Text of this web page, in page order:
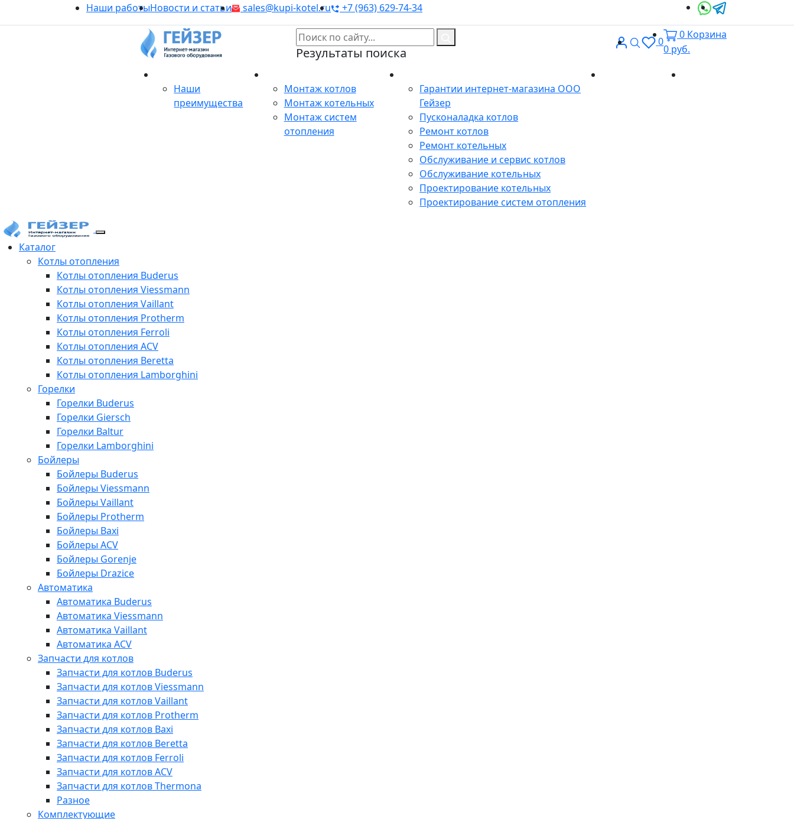
Наши работыНовости и статьи sales@kupi-kotel.ru +7 (963) 629-74-34
Результаты поиска
ВходПоиск
0
0 Корзина
0 руб.
Наши
преимущества
Монтаж котлов
Монтаж котельных
Монтаж систем
отопления
Гарантии интернет-магазина ООО
Гейзер
Пусконаладка котлов
Ремонт котлов
Ремонт котельных
Обслуживание и сервис котлов
Обслуживание котельных
Проектирование котельных
Проектирование систем отопления
Каталог
Котлы отопления
Котлы отопления Buderus
Котлы отопления Viessmann
Котлы отопления Vaillant
Котлы отопления Protherm
Котлы отопления Ferroli
Котлы отопления ACV
Котлы отопления Beretta
Котлы отопления Lamborghini
Горелки
Горелки Buderus
Горелки Giersch
Горелки Baltur
Горелки Lamborghini
Бойлеры
Бойлеры Buderus
Бойлеры Viessmann
Бойлеры Vaillant
Бойлеры Protherm
Бойлеры Baxi
Бойлеры ACV
Бойлеры Gorenje
Бойлеры Drazice
Автоматика
Автоматика Buderus
Автоматика Viessmann
Автоматика Vaillant
Автоматика ACV
Запчасти для котлов
Запчасти для котлов Buderus
Запчасти для котлов Viessmann
Запчасти для котлов Vaillant
Запчасти для котлов Protherm
Запчасти для котлов Baxi
Запчасти для котлов Beretta
Запчасти для котлов Ferroli
Запчасти для котлов ACV
Запчасти для котлов Thermona
Разное
Комплектующие